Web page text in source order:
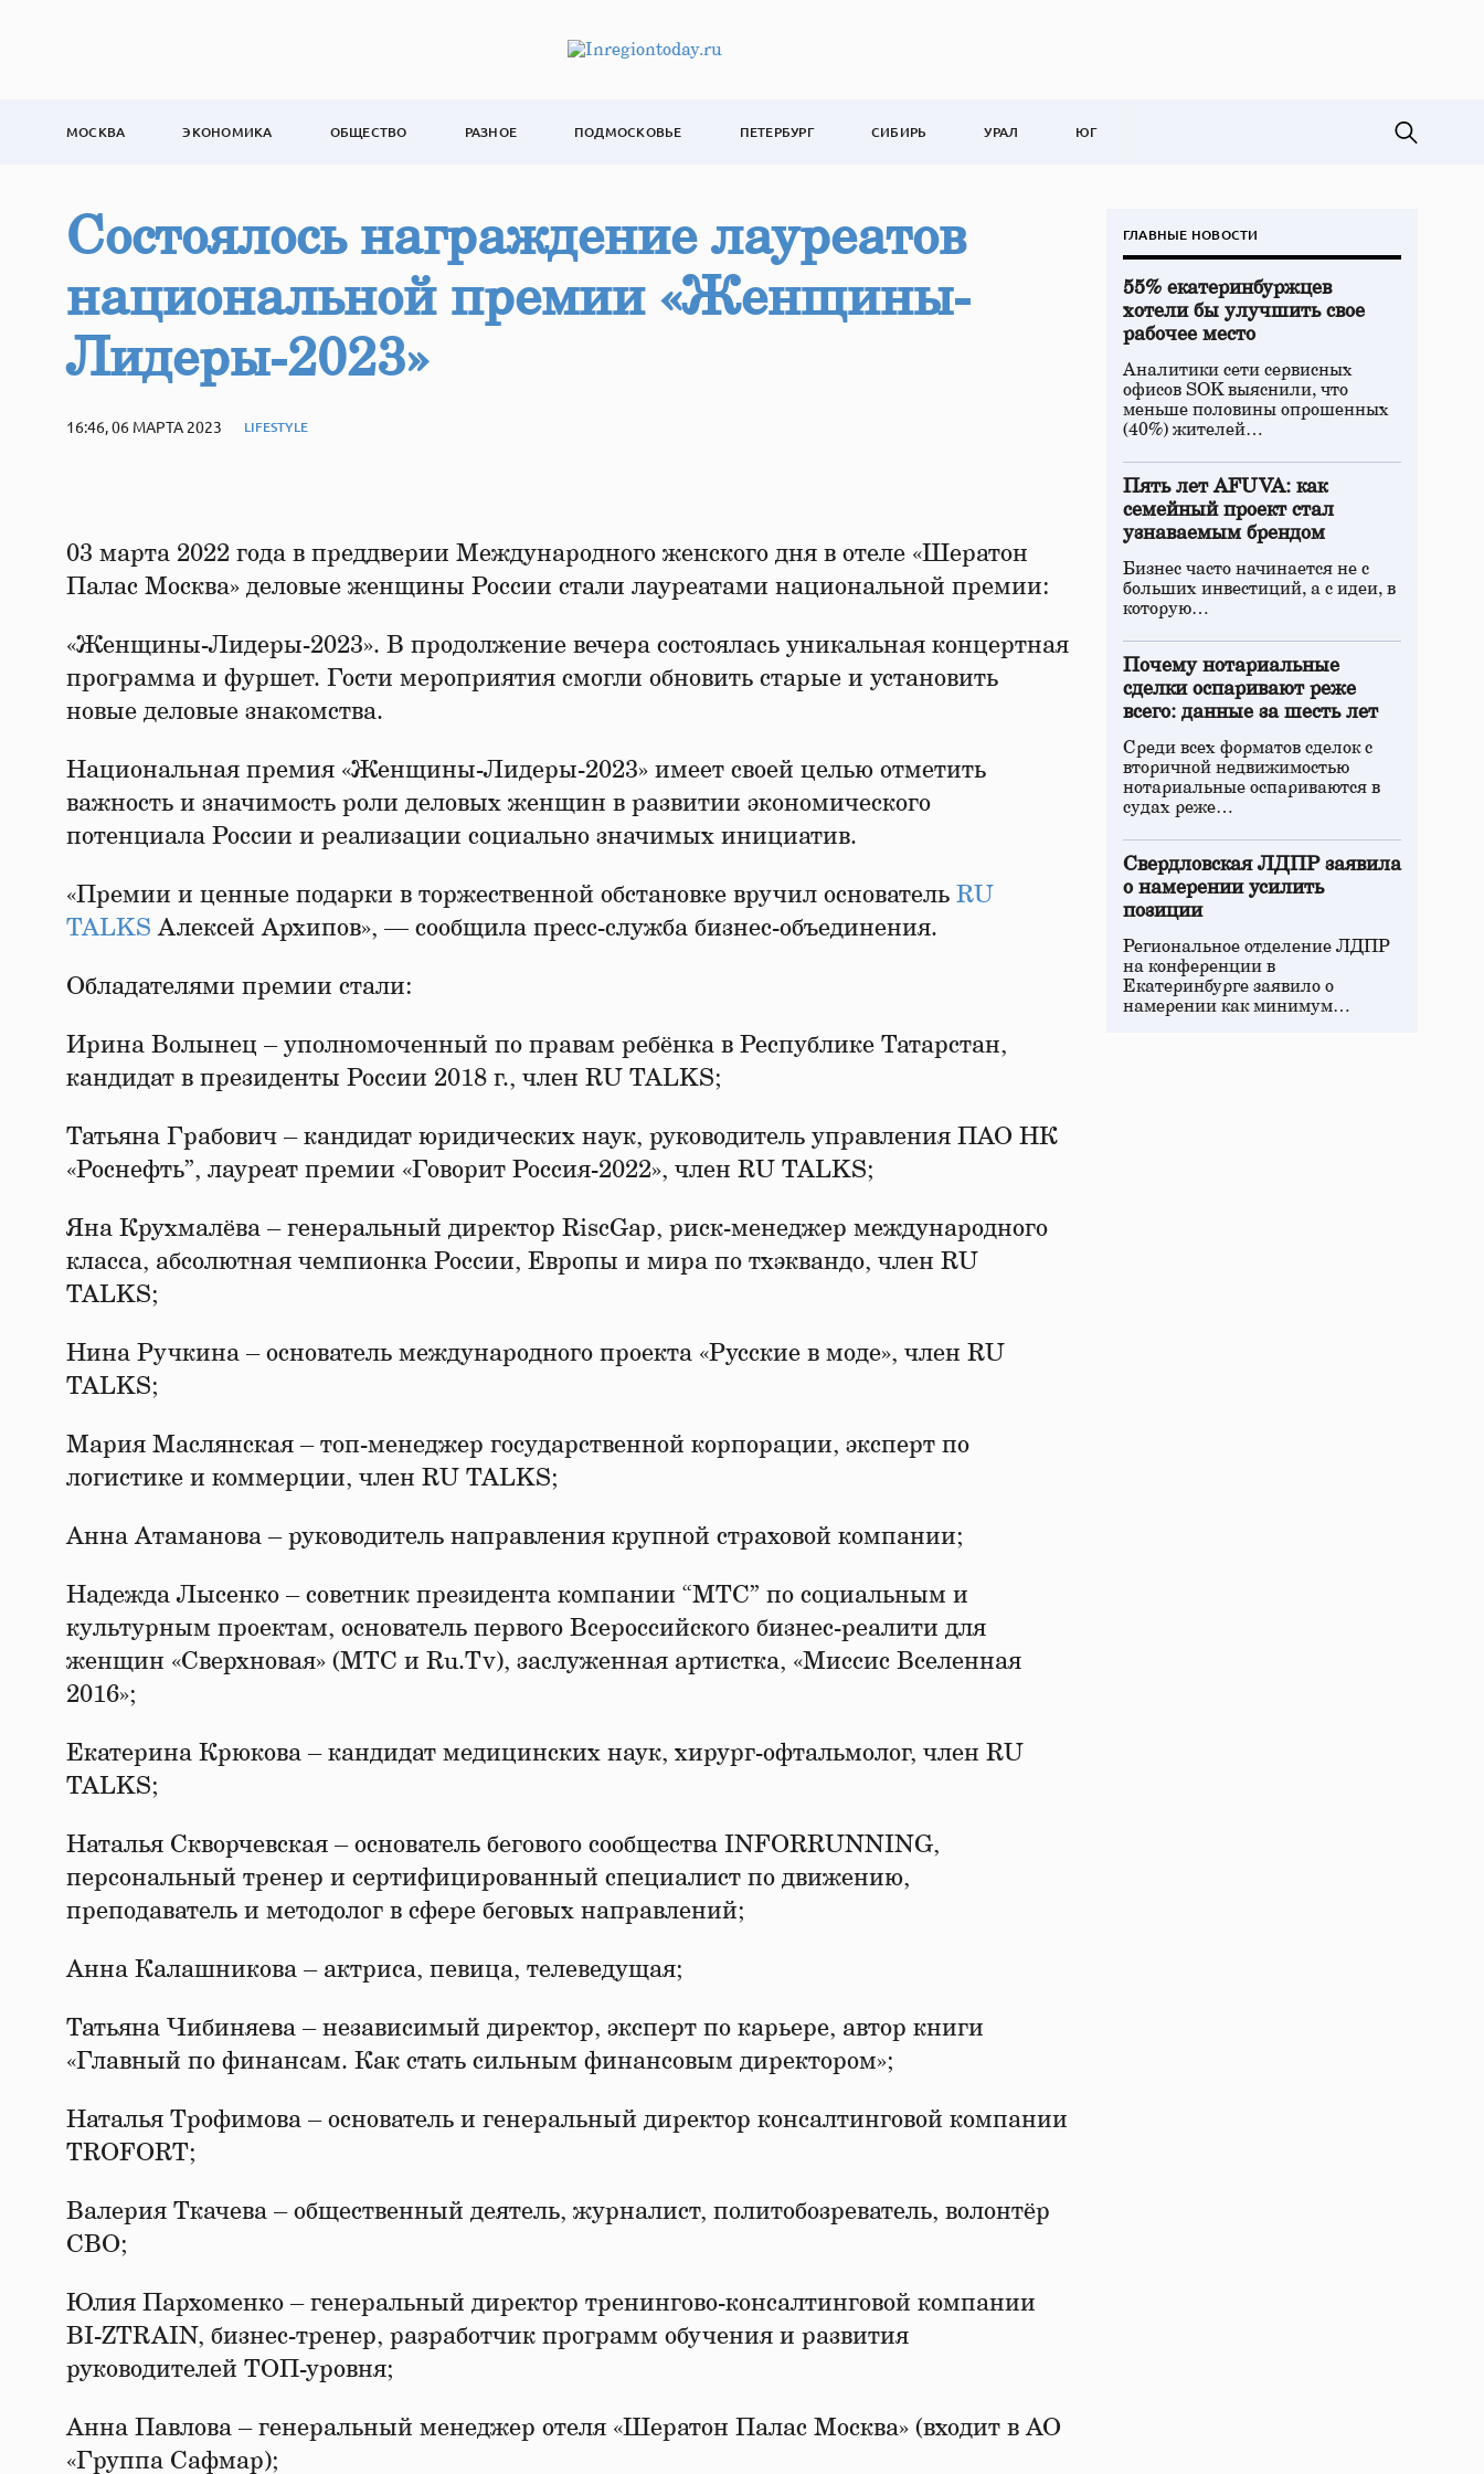
МОСКВА ЭКОНОМИКА ОБЩЕСТВО РАЗНОЕ ПОДМОСКОВЬЕ ПЕТЕРБУРГ СИБИРЬ УРАЛ ЮГ
Состоялось награждение лауреатов
национальной премии «Женщины-
Лидеры-2023»
16:46, 06 МАРТА 2023 LIFESTYLE
03 марта 2022 года в преддверии Международного женского дня в отеле «Шератон
Палас Москва» деловые женщины России стали лауреатами национальной премии:
«Женщины-Лидеры-2023». В продолжение вечера состоялась уникальная концертная
программа и фуршет. Гости мероприятия смогли обновить старые и установить
новые деловые знакомства.
Национальная премия «Женщины-Лидеры-2023» имеет своей целью отметить
важность и значимость роли деловых женщин в развитии экономического
потенциала России и реализации социально значимых инициатив.
«Премии и ценные подарки в торжественной обстановке вручил основатель RU
TALKS Алексей Архипов», — сообщила пресс-служба бизнес-объединения.
Обладателями премии стали:
Ирина Волынец – уполномоченный по правам ребёнка в Республике Татарстан,
кандидат в президенты России 2018 г., член RU TALKS;
Татьяна Грабович – кандидат юридических наук, руководитель управления ПАО НК
«Роснефть”, лауреат премии «Говорит Россия-2022», член RU TALKS;
Яна Крухмалёва – генеральный директор RiscGap, риск-менеджер международного
класса, абсолютная чемпионка России, Европы и мира по тхэквандо, член RU
TALKS;
Нина Ручкина – основатель международного проекта «Русские в моде», член RU
TALKS;
Мария Маслянская – топ-менеджер государственной корпорации, эксперт по
логистике и коммерции, член RU TALKS;
Анна Атаманова – руководитель направления крупной страховой компании;
Надежда Лысенко – советник президента компании “МТС” по социальным и
культурным проектам, основатель первого Всероссийского бизнес-реалити для
женщин «Сверхновая» (МТС и Ru.Tv), заслуженная артистка, «Миссис Вселенная
2016»;
Екатерина Крюкова – кандидат медицинских наук, хирург-офтальмолог, член RU
TALKS;
Наталья Скворчевская – основатель бегового сообщества INFORRUNNING,
персональный тренер и сертифицированный специалист по движению,
преподаватель и методолог в сфере беговых направлений;
Анна Калашникова – актриса, певица, телеведущая;
Татьяна Чибиняева – независимый директор, эксперт по карьере, автор книги
«Главный по финансам. Как стать сильным финансовым директором»;
Наталья Трофимова – основатель и генеральный директор консалтинговой компании
TROFORT;
Валерия Ткачева – общественный деятель, журналист, политобозреватель, волонтёр
СВО;
Юлия Пархоменко – генеральный директор тренингово-консалтинговой компании
BI-ZTRAIN, бизнес-тренер, разработчик программ обучения и развития
руководителей ТОП-уровня;
Анна Павлова – генеральный менеджер отеля «Шератон Палас Москва» (входит в АО
«Группа Сафмар);
ГЛАВНЫЕ НОВОСТИ
55% екатеринбуржцев
хотели бы улучшить свое
рабочее место
Аналитики сети сервисных
офисов SOK выяснили, что
меньше половины опрошенных
(40%) жителей…
Пять лет AFUVA: как
семейный проект стал
узнаваемым брендом
Бизнес часто начинается не с
больших инвестиций, а с идеи, в
которую…
Почему нотариальные
сделки оспаривают реже
всего: данные за шесть лет
Среди всех форматов сделок с
вторичной недвижимостью
нотариальные оспариваются в
судах реже…
Свердловская ЛДПР заявила
о намерении усилить
позиции
Региональное отделение ЛДПР
на конференции в
Екатеринбурге заявило о
намерении как минимум…